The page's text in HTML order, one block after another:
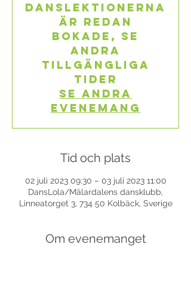
Danslektionerna
är redan
bokade, se
andra
tillgängliga
tider
Se andra
evenemang
Tid och plats
02 juli 2023 09:30 – 03 juli 2023 11:00
DansLola/Mälardalens dansklubb,
Linneatorget 3, 734 50 Kolbäck, Sverige
Om evenemanget